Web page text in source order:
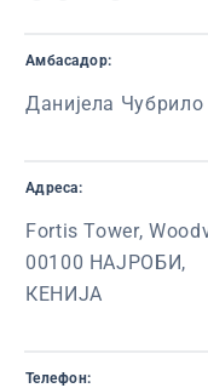
Амбасадор:
Данијела
Адреса:
Fortis Tower,
00100 НАЈРОБИ,
КЕНИЈА
Телефон: